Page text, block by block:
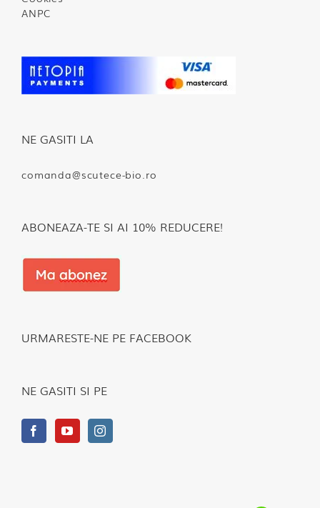
ANPC
NE GASITI LA
comanda@scutece-bio.ro
ABONEAZA-TE SI AI 10% REDUCERE!
URMARESTE-NE PE FACEBOOK
NE GASITI SI PE